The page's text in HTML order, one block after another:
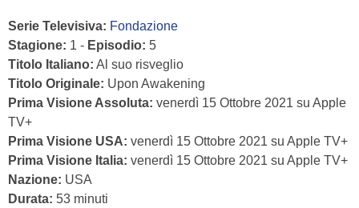
Serie Televisiva: Fondazione
Stagione: 1 - Episodio: 5
Titolo Italiano: Al suo risveglio
Titolo Originale: Upon Awakening
Prima Visione Assoluta: venerdì 15 Ottobre 2021 su Apple
TV+
Prima Visione USA: venerdì 15 Ottobre 2021 su Apple TV+
Prima Visione Italia: venerdì 15 Ottobre 2021 su Apple TV+
Nazione: USA
Durata: 53 minuti